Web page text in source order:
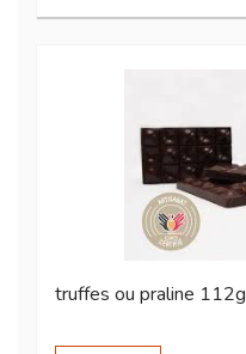
truffes ou praline 112g